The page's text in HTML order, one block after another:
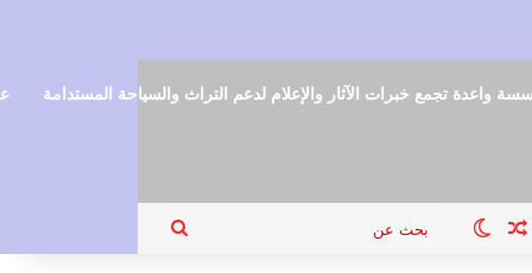
واعدة تجمع خبرات الآثار والإعلام لدعم التراث والسياحة المستدامة
الدخول
مقال عشوائي
الوضع المظلم
بحث